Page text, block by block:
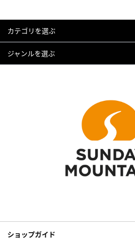
カテゴリを選ぶ
ジャンルを選ぶ
ショップガイド